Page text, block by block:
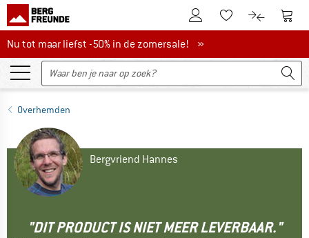
De klantenaccount
Naar deNaar de
Nu tot maar liefst -50% in de zomersale!
Nu tot maar liefst -50% in de zomersale! »
Overhemden
Bergvriend Hannes
"DIT PRODUCT IS NIET MEER LEVERBAAR."